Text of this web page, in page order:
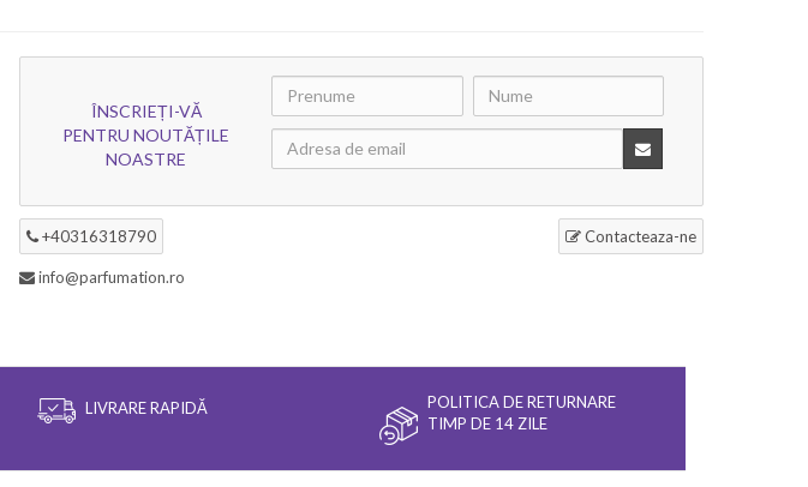
ÎNSCRIEȚI-VĂ
PENTRU NOUTĂȚILE
NOASTRE
+40316318790 Contacteaza-ne
info@parfumation.ro
LIVRARE RAPIDĂ
POLITICA DE RETURNARE
TIMP DE 14 ZILE